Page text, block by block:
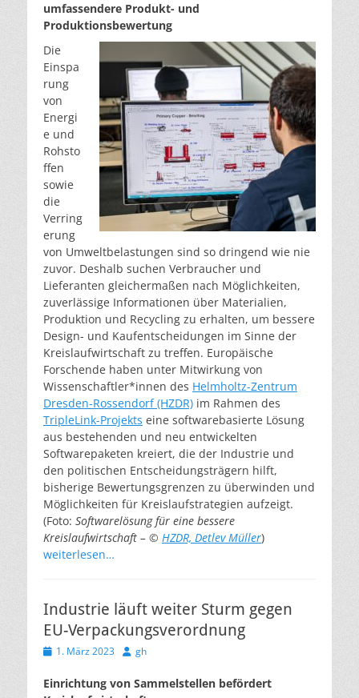
umfassendere Produkt- und
Produktionsbewertung
Die
Einspa
rung
von
Energi
e und
Rohsto
ffen
sowie
die
Verring
erung
von Umweltbelastungen sind so dringend wie nie
zuvor. Deshalb suchen Verbraucher und
Lieferanten gleichermaßen nach Möglichkeiten,
zuverlässige Informationen über Materialien,
Produktion und Recycling zu erhalten, um bessere
Design- und Kaufentscheidungen im Sinne der
Kreislaufwirtschaft zu treffen. Europäische
Forschende haben unter Mitwirkung von
Wissenschaftler*innen des Helmholtz-Zentrum
Dresden-Rossendorf (HZDR) im Rahmen des
TripleLink-Projekts eine softwarebasierte Lösung
aus bestehenden und neu entwickelten
Softwarepaketen kreiert, die der Industrie und
den politischen Entscheidungsträgern hilft,
bisherige Bewertungsgrenzen zu überwinden und
Möglichkeiten für Kreislaufstrategien aufzeigt.
(Foto: Softwarelösung für eine bessere
Kreislaufwirtschaft – © HZDR, Detlev Müller)
weiterlesen…
Industrie läuft weiter Sturm gegen
EU-Verpackungsverordnung
Veröffentlicht
1. März 2023 Autor
gh
Einrichtung von Sammelstellen befördert